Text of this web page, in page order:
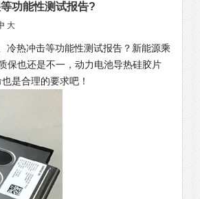
功能性测试报告?
大
冷热冲击等功能性测试报告？新能源乘
保也还是不一，动力电池导热硅胶片
是合理的要求吧！